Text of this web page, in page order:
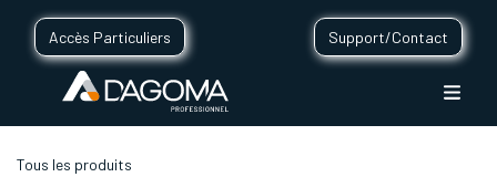
Accès Particuliers Support/Contact
Tous les produits